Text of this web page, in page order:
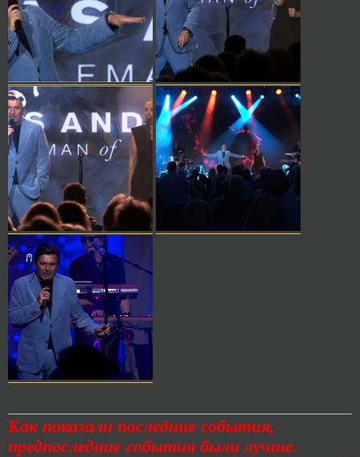
Как показали последние события,
предпоследние события были лучше.